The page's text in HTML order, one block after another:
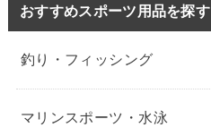
おすすめスポーツ用品を探す
釣り・フィッシング
マリンスポーツ・水泳